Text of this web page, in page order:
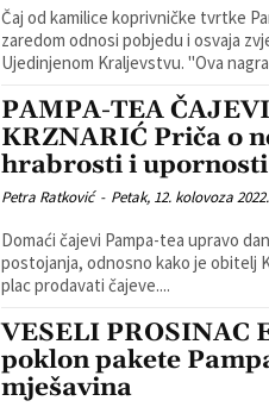
Čaj od kamilice koprivničke tvrtke
zaredom odnosi pobjedu i osvaja
Ujedinjenom Kraljevstvu.
PAMPA-TEA
KRZNARIĆ Priča o
hrabrosti i upornosti
Petra Ratković - Petak, 12. kolovoza 2022.
Domaći čajevi Pampa-tea upravo
postojanja, odnosno kako je obitelj
plac prodavati čajeve....
VESELI PROSINAC
poklon pakete
mješavina